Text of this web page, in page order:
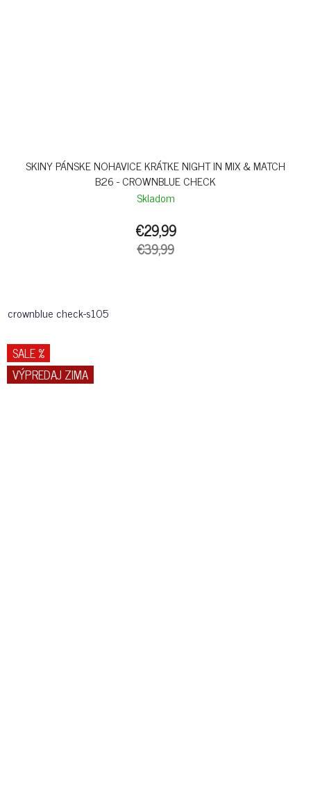
SKINY PÁNSKE NOHAVICE KRÁTKE NIGHT IN MIX & MATCH
B26 - CROWNBLUE CHECK
Skladom
€29,99
€39,99
crownblue check-s105
SALE %
VÝPREDAJ ZIMA